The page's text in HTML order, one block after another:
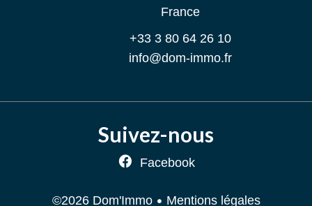
France
+33 3 80 64 26 10
info@dom-immo.fr
Suivez-nous
Facebook
©2026 Dom'Immo Mentions légales